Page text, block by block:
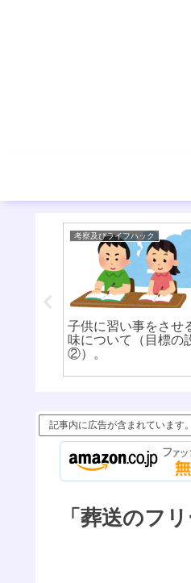
考察及びライフハック
子供に習い事をさせ
味について（目標の
②）。
記事内に広告が含まれています。
「葬送のフ